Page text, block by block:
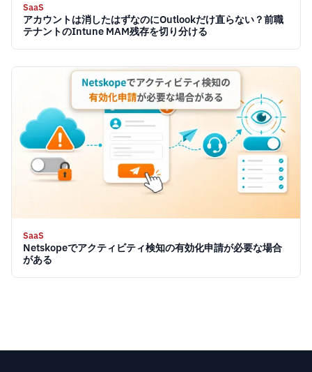
SaaS
アカウントは消したはずなのにOutlookだけ直らない？前職
テナントのIntune MAM残存を切り分ける
SaaS
Netskopeでアクティビティ検知の有効化申請が必要な場合
がある